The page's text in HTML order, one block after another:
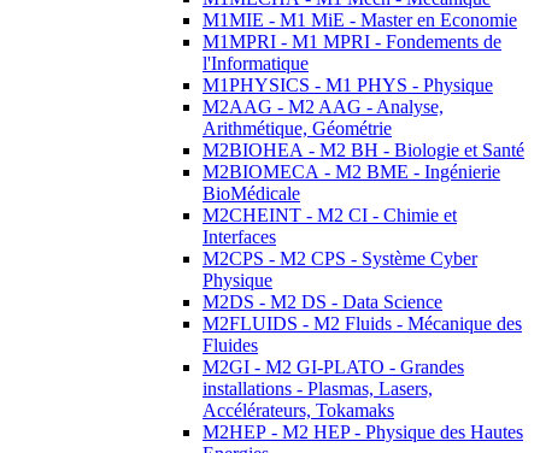
M1MIE - M1 MiE - Master en Economie
M1MPRI - M1 MPRI - Fondements de
l'Informatique
M1PHYSICS - M1 PHYS - Physique
M2AAG - M2 AAG - Analyse,
Arithmétique, Géométrie
M2BIOHEA - M2 BH - Biologie et Santé
M2BIOMECA - M2 BME - Ingénierie
BioMédicale
M2CHEINT - M2 CI - Chimie et
Interfaces
M2CPS - M2 CPS - Système Cyber
Physique
M2DS - M2 DS - Data Science
M2FLUIDS - M2 Fluids - Mécanique des
Fluides
M2GI - M2 GI-PLATO - Grandes
installations - Plasmas, Lasers,
Accélérateurs, Tokamaks
M2HEP - M2 HEP - Physique des Hautes